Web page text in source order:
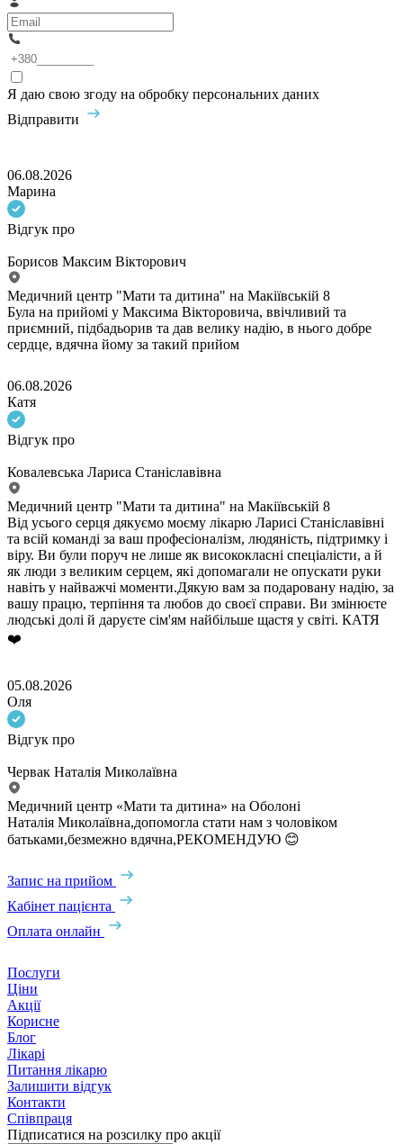
Я даю свою згоду на обробку персональних даних
Відправити
06.08.2026
Марина
Відгук про
Борисов Максим Вікторович
Медичний центр "Мати та дитина" на Макіївській 8
Була на прийомі у Максима Вікторовича, ввічливий та
приємний, підбадьорив та дав велику надію, в нього добре
сердце, вдячна йому за такий прийом
06.08.2026
Катя
Відгук про
Ковалевська Лариса Станіславівна
Медичний центр "Мати та дитина" на Макіївській 8
Від усього серця дякуємо моєму лікарю Ларисі Станіславівні
та всій команді за ваш професіоналізм, людяність, підтримку і
віру. Ви були поруч не лише як висококласні спеціалісти, а й
як люди з великим серцем, які допомагали не опускати руки
навіть у найважчі моменти.Дякую вам за подаровану надію, за
вашу працю, терпіння та любов до своєї справи. Ви змінюєте
людські долі й даруєте сім'ям найбільше щастя у світі. КАТЯ
❤️
05.08.2026
Оля
Відгук про
Червак Наталія Миколаївна
Медичний центр «Мати та дитина» на Оболоні
Наталія Миколаївна,допомогла стати нам з чоловіком
батьками,безмежно вдячна,РЕКОМЕНДУЮ 😊
Запис на прийом
Кабінет пацієнта
Оплата онлайн
Послуги
Ціни
Акції
Корисне
Блог
Лікарі
Питання лікарю
Залишити відгук
Контакти
Співпраця
Підписатися на розсилку про акції